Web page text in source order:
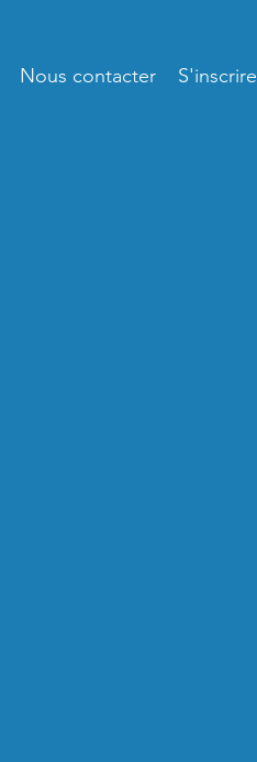
Nous contacter S'inscrire